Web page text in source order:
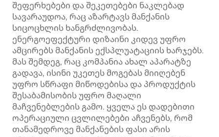
შეფერხებები და შეკეთებები ნაკლებად
სავარაუდოა, რაც აზარტავს მანქანის
სიცოცხლის ხანგრძლივობას.
ენერგოეფექტური დიზაინი კიდევ უფრო
ამცირებს მანქანის ექსპლუატაციის ხარჯებს.
მას შემდეგ, რაც კომპანია ახალ აპარატზე
გადავა, ისინი უკეთეს მოგებას მიიღებენ
უფრო სწრაფი მიწოდებისა და პროდუქტის
შესაბამისობის უფრო მაღალი
მაჩვენებლების გამო. ყველა ეს დადებითი
ოპერაციული ცვლილებები აჩვენებს, რომ
თანამედროვე მანქანების ფასი არის